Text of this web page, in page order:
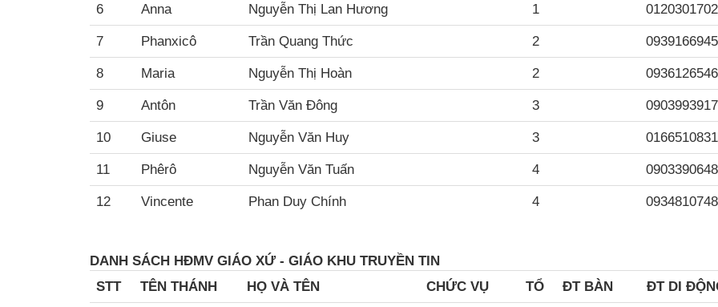
6 Anna Nguyễn Thị Lan Hương 1
7 Phanxicô Trần Quang Thức 2 0939166945
8 Maria Nguyễn Thị Hoàn 2 0936126546
9 Antôn Trần Văn Đông 3 0903993917
10 Giuse Nguyễn Văn Huy 3
11 Phêrô Nguyễn Văn Tuấn 4 0903390648
12 Vincente Phan Duy Chính 4 0934810748
DANH SÁCH HĐMV GIÁO XỨ - GIÁO KHU TRUYỀN TIN
STT
TÊN THÁNH HỌ VÀ TÊN CHỨC VỤ TỔ ĐT BÀN ĐT DI